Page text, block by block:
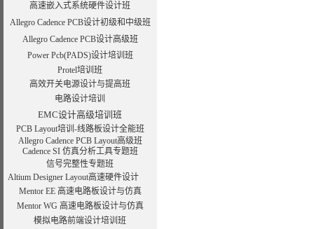
高速嵌入式系统硬件设计班
Allegro Cadence PCB设计初级和中级班
Allegro Cadence PCB设计高级班
Power Pcb(PADS)设计培训班
Protel培训班
高效开关电源设计与提高班
电路设计培训
EMC设计高级培训班
PCB Layout培训-线路板设计全能班
Allegro Cadence PCB Layout高级班
Cadence SI 仿真分析工具专题班
信号完整性专题班
Altium Designer Layout高速硬件设计
Mentor EE 高速电路板设计与仿真
Mentor WG 高速电路板设计与仿真
模拟电路前端设计培训班